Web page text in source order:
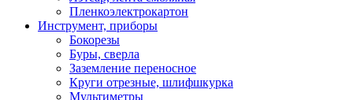
Пленкоэлектрокартон
Инструмент, приборы
Бокорезы
Буры, сверла
Заземление переносное
Круги отрезные, шлифшкурка
Мультиметры